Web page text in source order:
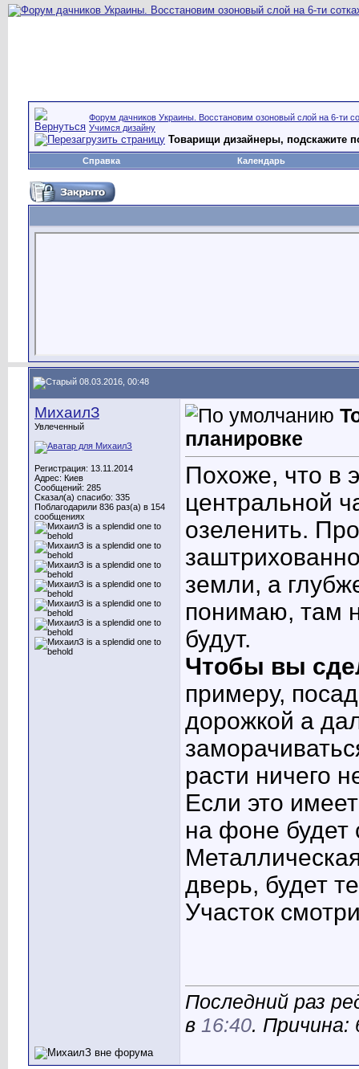
Форум дачников Украины. Восстановим озоновый слой на 6-ти
Учимся дизайну
Товарищи дизайнеры, подскажите
Справка Календарь
08.03.2016, 00:48
МихаилЗ
Увлеченный
Регистрация: 13.11.2014
Адрес: Киев
Сообщений: 285
Сказал(а) спасибо: 335
Поблагодарили 836 раз(а) в 154
сообщениях
планировке
Похоже, что в
центральной
озеленить.
земли, а
понимаю, там
будут.
Чтобы вы
примеру,
дорожкой а
расти ничего
Если это
на фоне будет
дверь, будет
Участок
Последний раз
в 16:40.